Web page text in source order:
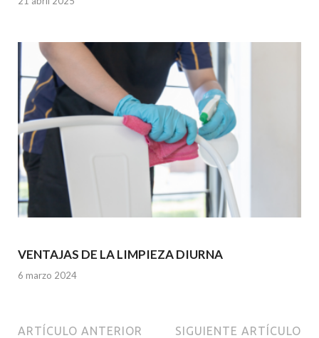
VENTAJAS DE LA LIMPIEZA DIURNA
6 marzo 2024
ARTÍCULO ANTERIOR SIGUIENTE ARTÍCULO